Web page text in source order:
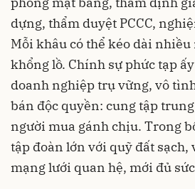
dựng, thẩm duyệt PCCC,
Mỗi khâu có thể kéo dài
khổng lồ. Chính sự phức tạp
doanh nghiệp trụ vững, vô
bán độc quyền: cung tập
người mua gánh chịu. Trong
tập đoàn lớn với quỹ đất sạch,
mạng lưới quan hệ, mới đủ